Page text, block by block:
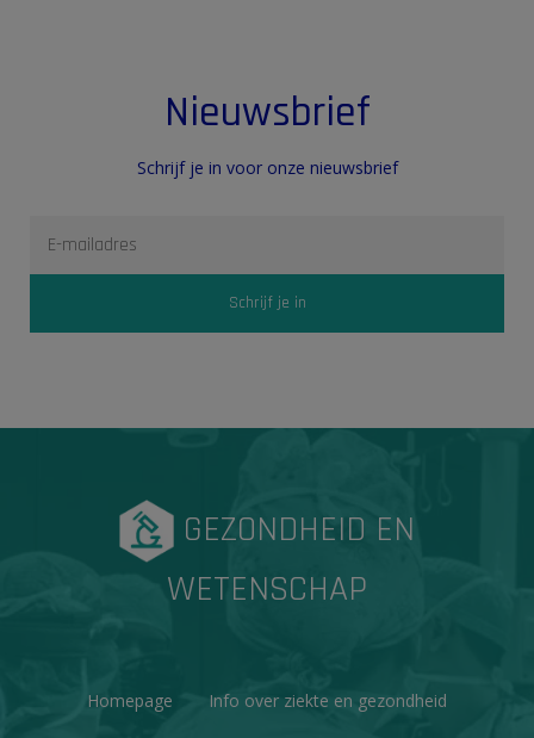
Nieuwsbrief
Schrijf je in voor onze nieuwsbrief
GEZONDHEID EN
WETENSCHAP
Homepage Info over ziekte en gezondheid